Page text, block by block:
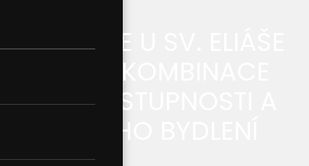
REZIDENCE U SV. ELIÁŠE
– IDEÁLNÍ KOMBINACE
KLIDU, DOSTUPNOSTI A
MODERNÍHO BYDLENÍ
SDÍLEJTE ČLÁNEK